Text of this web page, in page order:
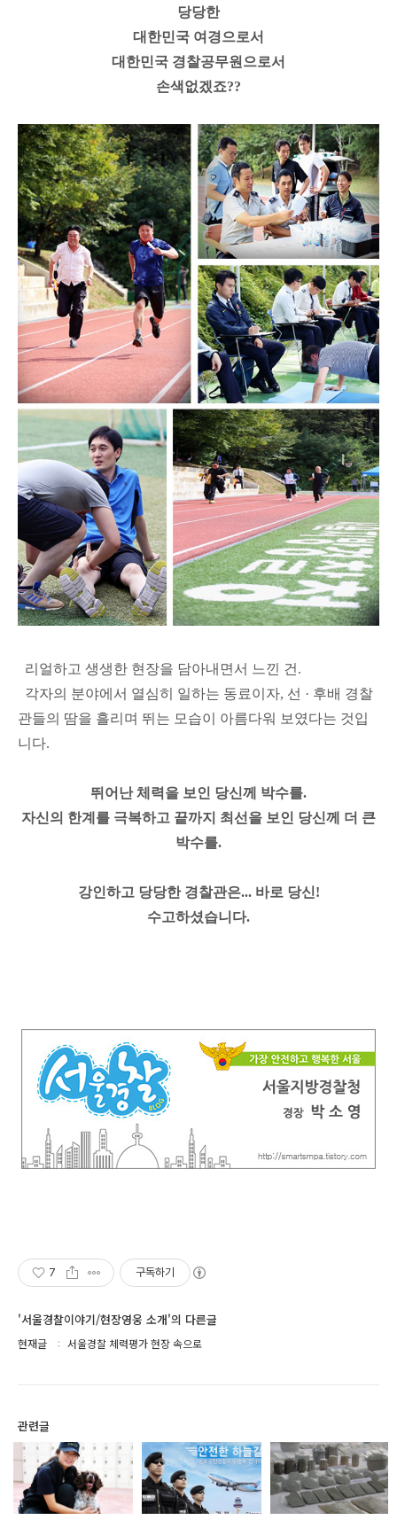
당당한
대한민국 여경으로서
대한민국 경찰공무원으로서
손색없겠죠??
리얼하고 생생한 현장을 담아내면서 느낀 건.
각자의 분야에서 열심히 일하는 동료이자, 선 · 후배 경찰
관들의 땀을 흘리며 뛰는 모습이 아름다워 보였다는 것입
니다.
뛰어난 체력을 보인 당신께 박수를.
자신의 한계를 극복하고 끝까지 최선을 보인 당신께 더 큰
박수를.
강인하고 당당한 경찰관은... 바로 당신!
수고하셨습니다.
7 구독하기
'서울경찰이야기/현장영웅 소개'의 다른글
현재글 서울경찰 체력평가 현장 속으로
관련글